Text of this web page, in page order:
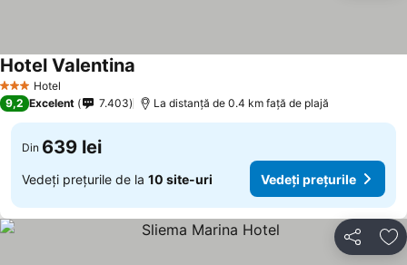
3 SteleHotel
Hotel Valentina
9,2 Excelent 7.403 La distanță de 0.4 km față de plajă
Din 639 lei
Vedeți prețurile de la 10 site-uri Vedeți prețurile
Distribuiți